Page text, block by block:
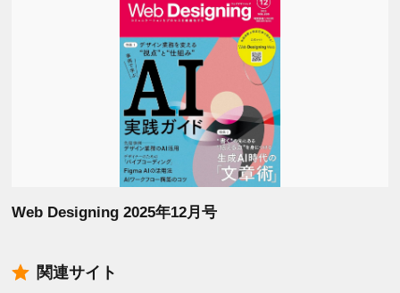
Web Designing 2025年12月号
関連サイト